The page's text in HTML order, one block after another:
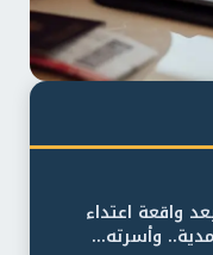
واقعة اعتداء
وأسرته...